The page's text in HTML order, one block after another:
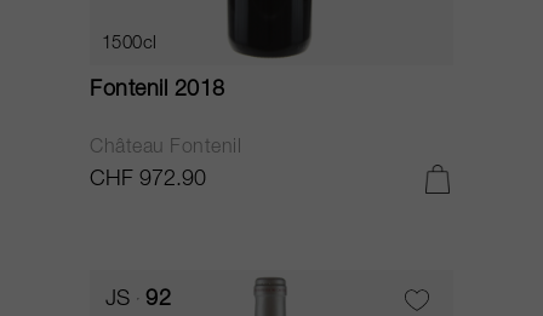
1500cl
Fontenil 2018
Château Fontenil
CHF 972.90
JS 92